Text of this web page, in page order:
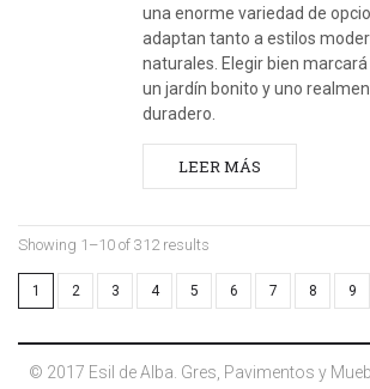
una enorme variedad de
adaptan tanto a estilos
naturales. Elegir bien
un jardín bonito y uno
duradero.
LEER MÁS
Showing 1–10 of 312 results
1 2 3 4 5 6 7 8 9
© 2017 Esil de Alba. Gres, Pavimentos y